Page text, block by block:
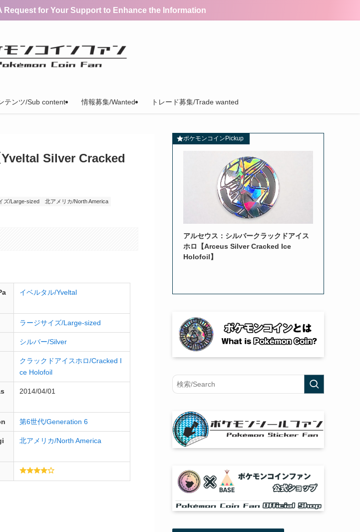
Request for Your Support to Enhance the Information
テンツ/Sub content 情報募集/Wanted トレード募集/Trade wanted
Silver Cracked
ズ/Large-sized
北アメリカ/North America
イベルタル/Yveltal
ラージサイズ/Large-sized
シルバー/Silver
クラックドアイスホロ/Cracked I
ce Holofoil
2014/04/01
第6世代/Generation 6
北アメリカ/North America
ポケモンコインPickup
アルセウス：シルバークラックドアイス
ホロ【Arceus Silver Cracked Ice
Holofoil】